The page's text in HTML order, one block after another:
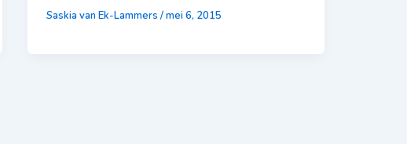
Saskia van Ek-Lammers /mei 6, 2015